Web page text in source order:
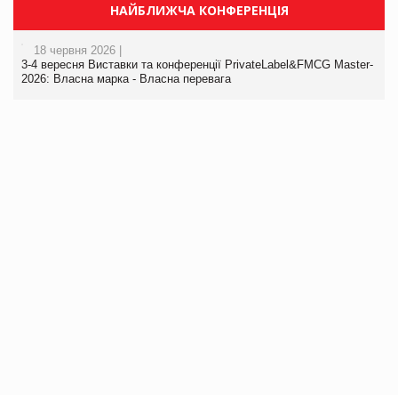
НАЙБЛИЖЧА КОНФЕРЕНЦІЯ
18 червня 2026 |
3-4 вересня Виставки та конференції PrivateLabel&FMCG Master-
2026: Власна марка - Власна перевага